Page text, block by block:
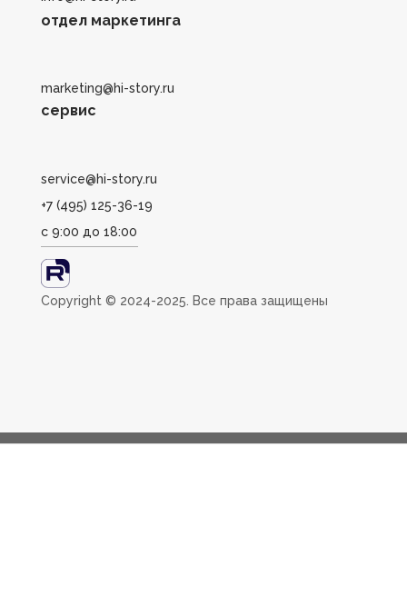
отдел маркетинга
marketing@hi-story.ru
сервис
service@hi-story.ru
+7 (495) 125-36-19
с 9:00 до 18:00
Сopyright ©️ 2024-2025. Все права защищены